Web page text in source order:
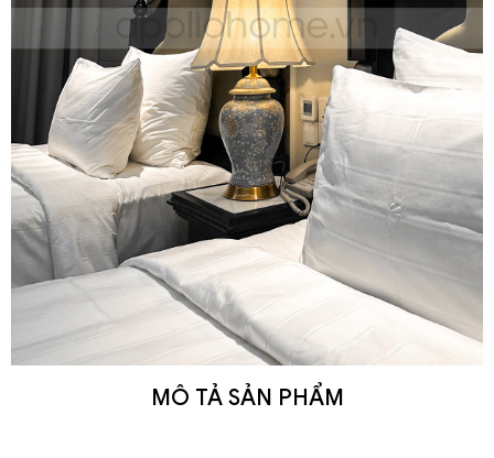
MÔ TẢ SẢN PHẨM